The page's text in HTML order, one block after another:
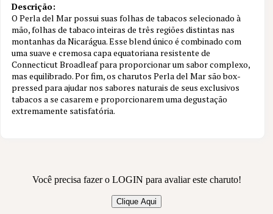
Nota
8.9
24 aval.
Descrição:
O Perla del Mar possui suas folhas de tabacos selecionado à
mão, folhas de tabaco inteiras de três regiões distintas nas
montanhas da Nicarágua. Esse blend único é combinado com
uma suave e cremosa capa equatoriana resistente de
Connecticut Broadleaf para proporcionar um sabor complexo,
mas equilibrado. Por fim, os charutos Perla del Mar são box-
pressed para ajudar nos sabores naturais de seus exclusivos
tabacos a se casarem e proporcionarem uma degustação
extremamente satisfatória.
Você precisa fazer o LOGIN para avaliar este charuto!
Clique Aqui